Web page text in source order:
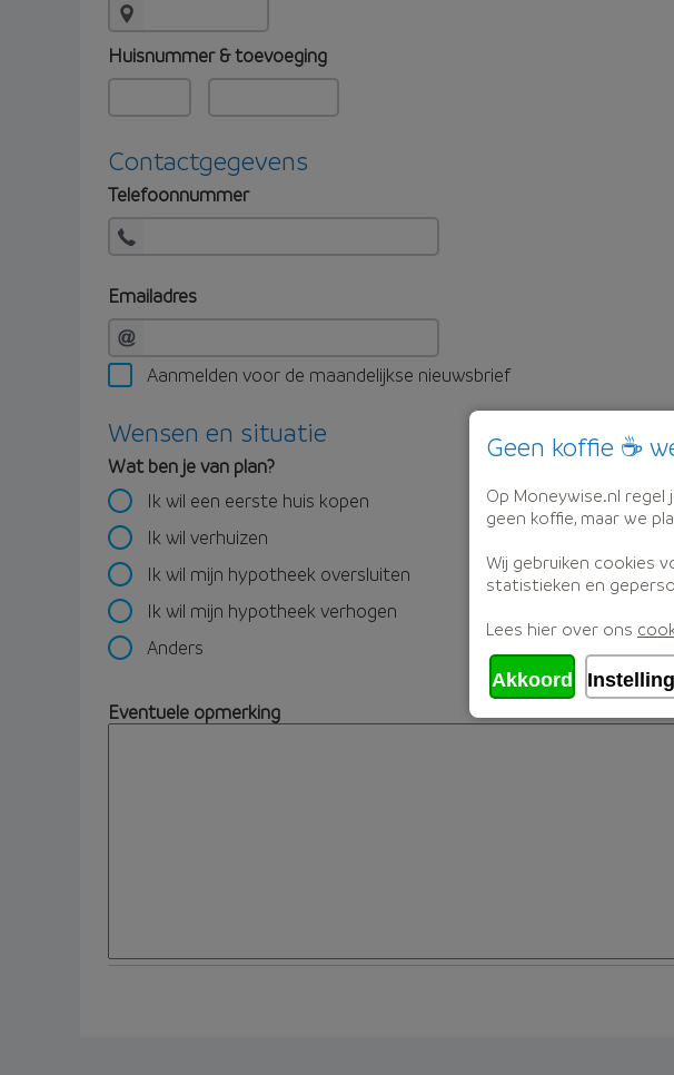
Huisnummer & toevoeging
Contactgegevens
Telefoonnummer
Emailadres
Aanmelden voor de maandelijkse nieuwsbrief
Wensen en situatie
Wat ben je van plan?
Ik wil een eerste huis kopen
Ik wil verhuizen
Ik wil mijn hypotheek oversluiten
Ik wil mijn hypotheek verhogen
Anders
Eventuele opmerking
Geen koffie ☕
Op Moneywise.nl regel
geen koffie, maar we
Wij gebruiken cookies
statistieken en
Lees hier over ons
Akkoord